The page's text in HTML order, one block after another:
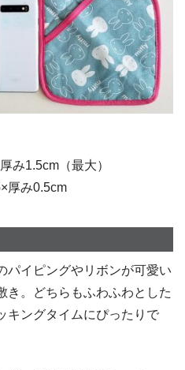
み1.5cm（最大）
厚み0.5cm
パイピングやリボンが可愛い
き。どちらもふわふわとした
キングタイムにぴったりで